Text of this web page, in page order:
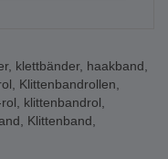
, klettbänder, haakband,
, Klittenbandrollen,
, klittenbandrol,
, Klittenband,